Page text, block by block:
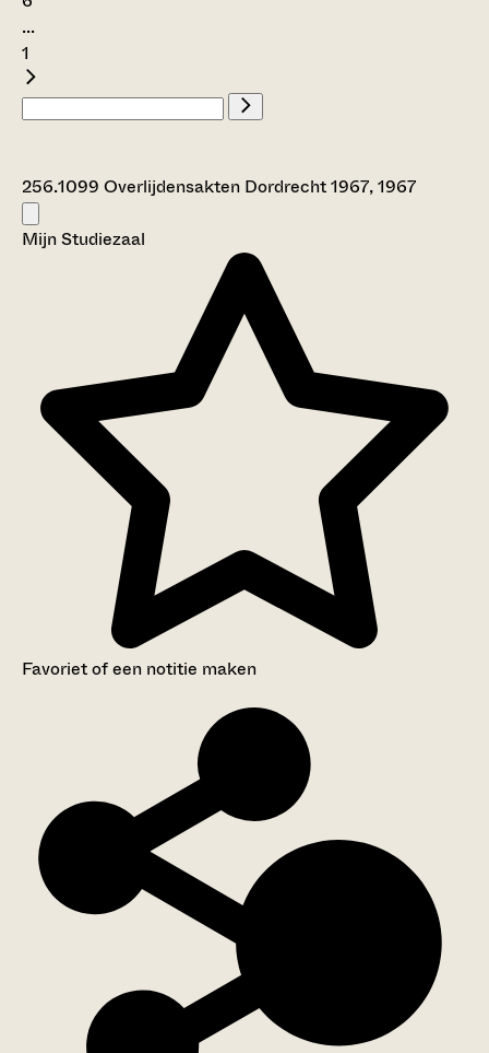
...
1
256.1099 Overlijdensakten Dordrecht 1967, 1967
Mijn Studiezaal
Favoriet of een notitie maken